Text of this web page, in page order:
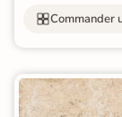
Commander